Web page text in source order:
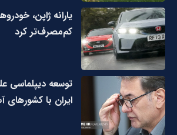
یارانه ژاپن،
کم‌مصرف‌تر کرد
توسعه دیپلماسی
ایران با کشورهای